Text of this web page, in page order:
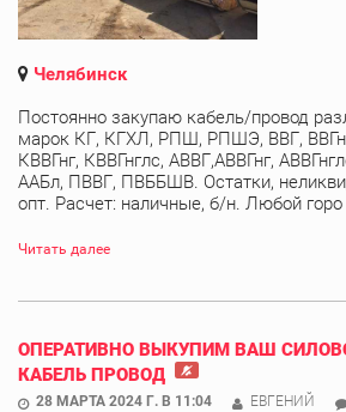
Челябинск
Постоянно закупаю кабель/провод
марок КГ, КГХЛ, РПШ, РПШЭ, ВВГ,
КВВГнг, КВВГнглс, АВВГ,АВВГнг,
ААБл, ПВВГ, ПВББШВ. Остатки,
опт. Расчет: наличные, б/н. Любой горо
Читать далее
ОПЕРАТИВНО ВЫКУПИМ ВАШ
КАБЕЛЬ ПРОВОД
28 МАРТА 2024 Г. В 11:04 ЕВГЕНИЙ